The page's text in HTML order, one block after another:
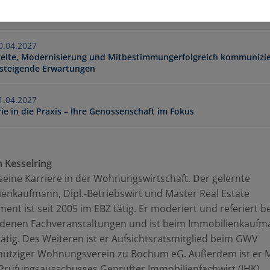
- 20.04.2027
Modernisierung und Mitbestimmungerfolgreich
Erwartungen
- 21.04.2027
in die Praxis – Ihre Genossenschaft im Fokus
Kesselring
Karriere in der Wohnungswirtschaft. Der gelernte
Dipl.-Betriebswirt und Master Real Estate
ist seit 2005 im EBZ tätig. Er moderiert und referiert
Fachveranstaltungen und ist beim
Des Weiteren ist er Aufsichtsratsmitglied beim GWV
Wohnungsverein zu Bochum eG. Außerdem ist er